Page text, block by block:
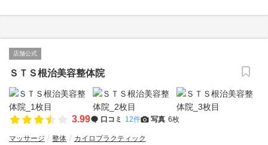
店舗公式
ＳＴＳ根治美容整体院
3.99 口コミ 12件 写真 6枚
マッサージ 整体 カイロプラクティック